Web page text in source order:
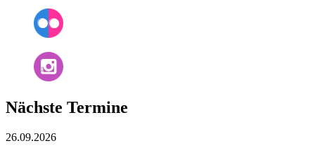
Nächste Termine
26.09.2026